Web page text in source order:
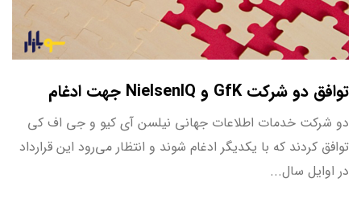
توافق دو شرکت GfK و NielsenIQ جهت ادغام
دو شرکت‌ خدمات اطلاعات جهانی نیلسن آی کیو و جی اف کی
توافق کردند که با یکدیگر ادغام شوند و انتظار می‌رود این قرارداد
در اوایل سال...